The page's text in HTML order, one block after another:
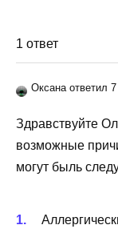
1 ответ
Оксана ответил
Здравствуйте
возможные
могут быль